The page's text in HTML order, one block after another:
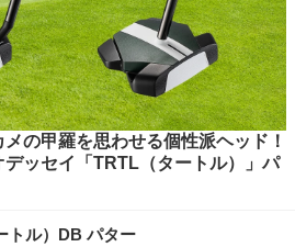
メの甲羅を思わせる個性派ヘッド！
ッセイ「TRTL（タートル）」パ
トル）DB パター